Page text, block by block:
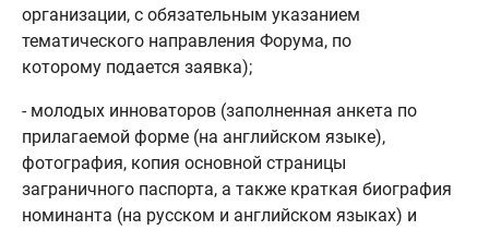
организации, с обязательным указанием
тематического направления Форума, по
которому подается заявка);
- молодых инноваторов (заполненная анкета по
прилагаемой форме (на английском языке),
фотография, копия основной страницы
заграничного паспорта, а также краткая биография
номинанта (на русском и английском языках) и